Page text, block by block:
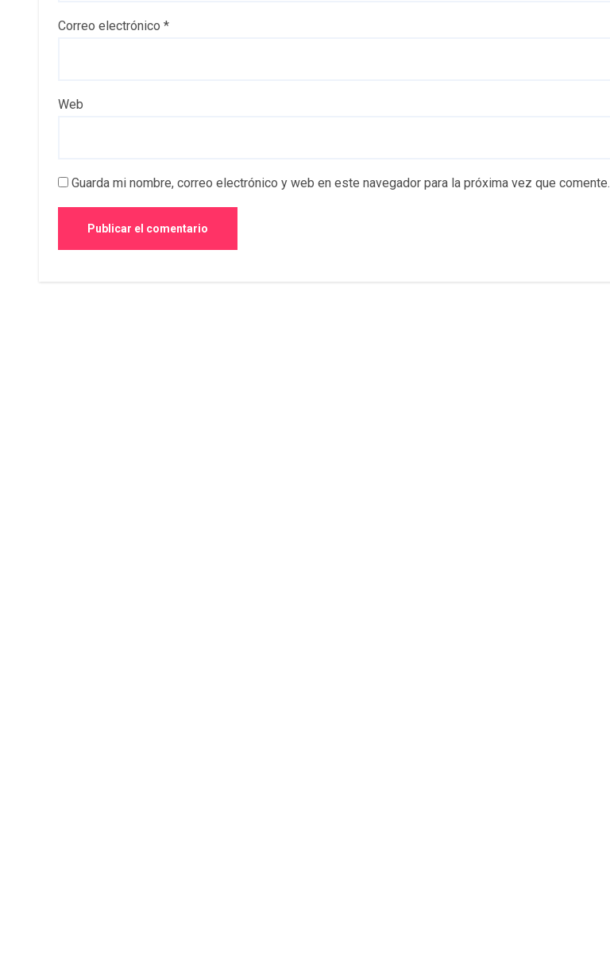
Correo electrónico *
Web
Guarda mi nombre, correo electrónico y web en este navegador para la próxima vez que comente.